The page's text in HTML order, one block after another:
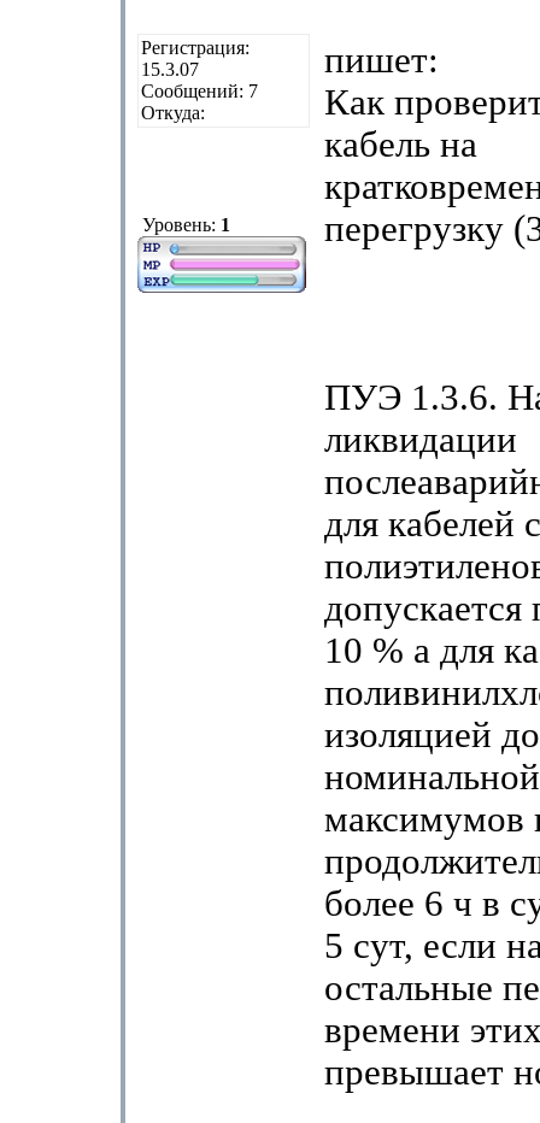
Регистрация:
15.3.07
Сообщений: 7
Откуда:
Уровень: 1
пишет:
Как
кабель на
перегрузку
ПУЭ 1.3.6.
ликвидации
для кабелей с
допускается
10 % а для
изоляцией
максимумов
более 6 ч в
5 сут, если
остальные
времени
превышает